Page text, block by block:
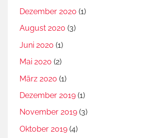
Dezember 2020 (1)
August 2020 (3)
Juni 2020 (1)
Mai 2020 (2)
März 2020 (1)
Dezember 2019 (1)
November 2019 (3)
Oktober 2019 (4)